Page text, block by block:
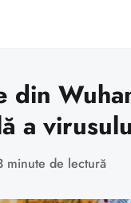
din
a
minute de lectură